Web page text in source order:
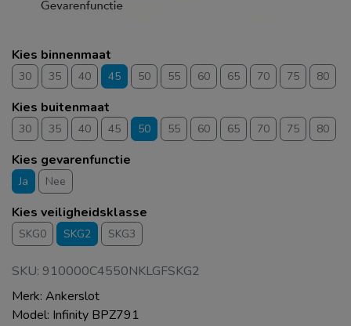
Kies binnenmaat
30 35 40 45 50 55 60 65 70 75 80
Kies buitenmaat
30 35 40 45 50 55 60 65 70 75 80
Kies gevarenfunctie
Ja Nee
Kies veiligheidsklasse
SKG0 SKG2 SKG3
SKU: 910000C4550NKLGFSKG2
Merk: Ankerslot
Model: Infinity BPZ791